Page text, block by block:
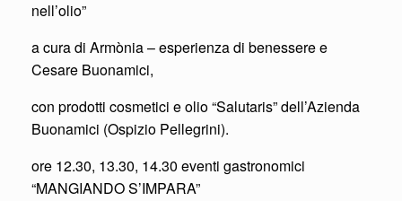
nell’olio”
a cura di Armònia – esperienza di benessere e
Cesare Buonamici,
con prodotti cosmetici e olio “Salutaris” dell’Azienda
Buonamici (Ospizio Pellegrini).
ore 12.30, 13.30, 14.30 eventi gastronomici
“MANGIANDO S’IMPARA”